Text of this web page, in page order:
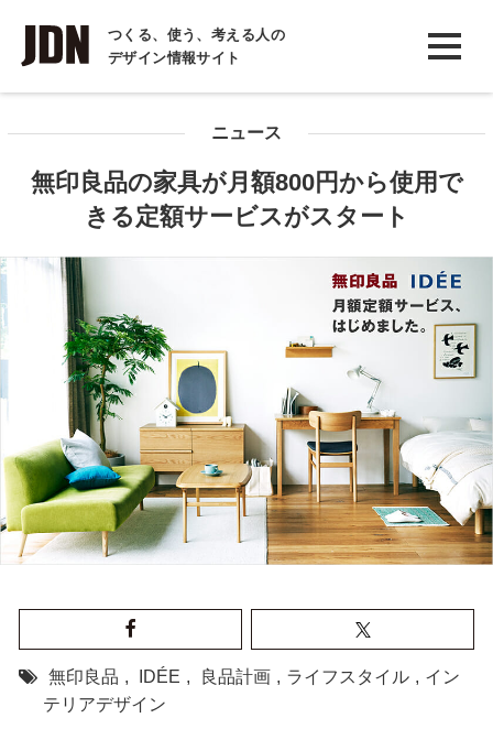
つくる、使う、考える人の
デザイン情報サイト
INTERVIEW
インタビュー
COLUMN
ニュース
無印良品の家具が月額800円から使用で
きる定額サービスがスタート
無印良品 , IDÉE , 良品計画 , ライフスタイル , イン
テリアデザイン